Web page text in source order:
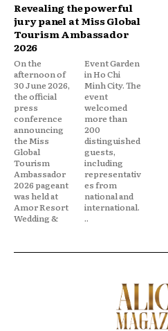
Revealing the powerful
jury panel at Miss Global
Tourism Ambassador
2026
On the
afternoon of
30 June 2026,
the official
press
conference
announcing
the Miss
Global
Tourism
Ambassador
2026 pageant
was held at
Amor Resort
Wedding &
Event Garden
in Ho Chi
Minh City. The
event
welcomed
more than
200
distinguished
guests,
including
representativ
es from
national and
international.
..